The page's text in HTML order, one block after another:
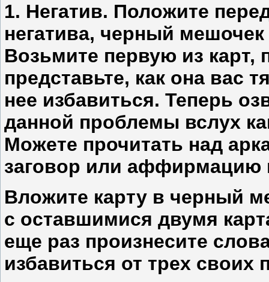
1. Негатив. Положите
негатива, черный
Возьмите первую из карт,
представьте, как она вас
нее избавиться. Теперь
данной проблемы вслух
Можете прочитать над
заговор или аффирмацию
Вложите карту в черный
с оставшимися двумя
еще раз произнесите
избавиться от трех своих